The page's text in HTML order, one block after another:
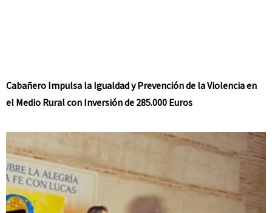
Cabañero Impulsa la Igualdad y Prevención de la Violencia en
el Medio Rural con Inversión de 285.000 Euros